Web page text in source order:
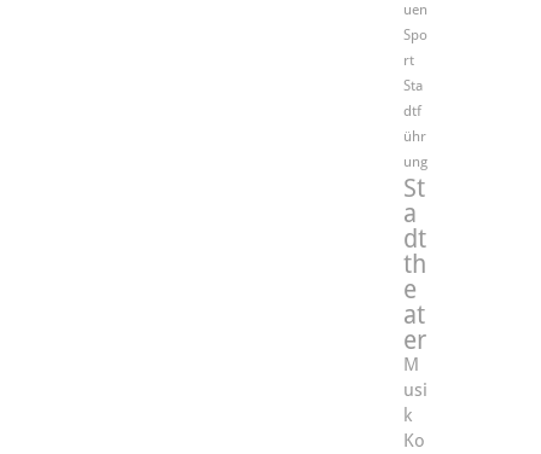
uen
Spo
rt
Sta
dtf
ühr
ung
St
a
dt
th
e
at
er
M
usi
k
Ko